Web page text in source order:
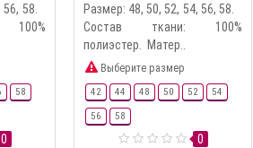
56, 58.
58
0
Размер: 48, 50, 52, 54, 56, 58.
Состав ткани: 100%
полиэстер. Матер..
Выберите размер
42 44 48 50 52 54
56 58
0